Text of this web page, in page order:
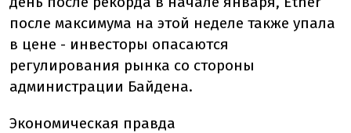
после максимума на этой неделе также упала
в цене - инвесторы опасаются
регулирования рынка со стороны
администрации Байдена.
Экономическая правда